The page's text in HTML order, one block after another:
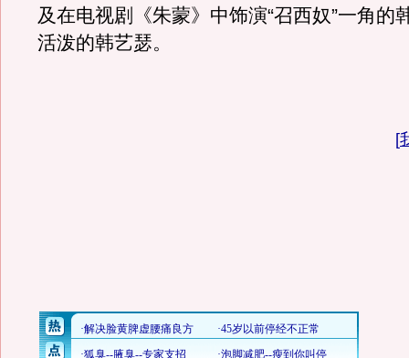
及在电视剧《朱蒙》中饰演“召西奴”一角的
活泼的韩艺瑟。
[